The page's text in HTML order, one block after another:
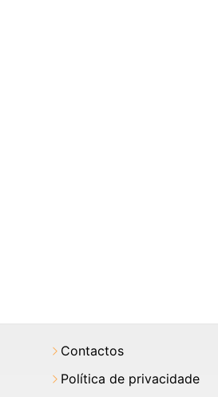
Contactos
Política de privacidade